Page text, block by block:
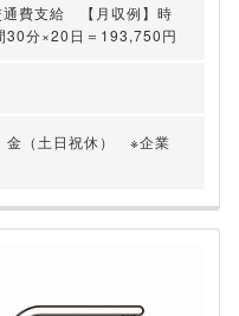
費支給 【月収例】時
30分×20日＝193,750円
金（土日祝休） ※企業